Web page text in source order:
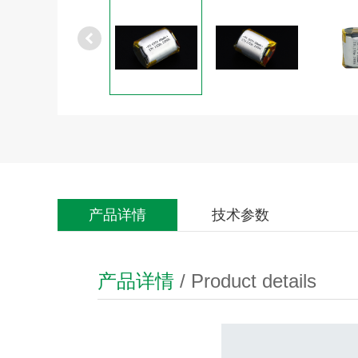
产品详情 技术参数
产品详情 / Product details